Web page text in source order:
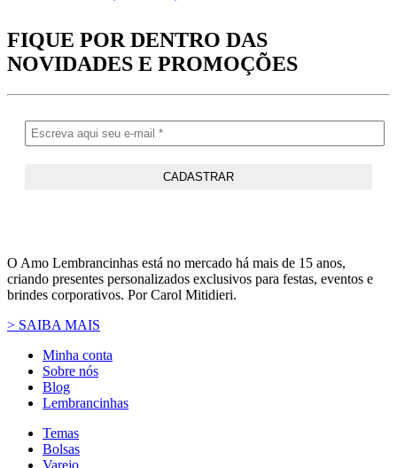
FIQUE POR DENTRO DAS
NOVIDADES E PROMOÇÕES
O Amo Lembrancinhas está no mercado há mais de 15 anos,
criando presentes personalizados exclusivos para festas, eventos e
brindes corporativos. Por Carol Mitidieri.
> SAIBA MAIS
Minha conta
Sobre nós
Blog
Lembrancinhas
Temas
Bolsas
Varejo